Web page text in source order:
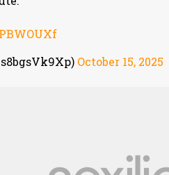
October 15, 2025